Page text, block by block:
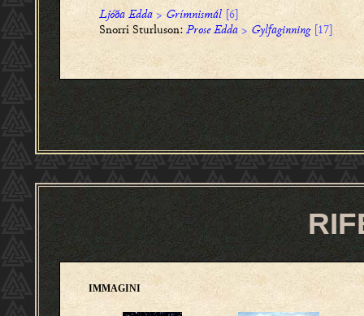
Ljóða Edda >Grímnismál [6]
Snorri Sturluson: Prose Edda > Gylfaginning[17]
IMMAGINI